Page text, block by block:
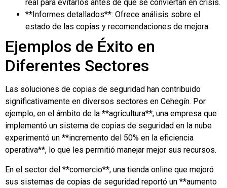
real para evitarlos antes de que se conviertan en crisis.
**Informes detallados**: Ofrece análisis sobre el
estado de las copias y recomendaciones de mejora.
Ejemplos de Éxito en
Diferentes Sectores
Las soluciones de copias de seguridad han contribuido
significativamente en diversos sectores en Cehegín. Por
ejemplo, en el ámbito de la **agricultura**, una empresa que
implementó un sistema de copias de seguridad en la nube
experimentó un **incremento del 50% en la eficiencia
operativa**, lo que les permitió manejar mejor sus recursos.
En el sector del **comercio**, una tienda online que mejoró
sus sistemas de copias de seguridad reportó un **aumento